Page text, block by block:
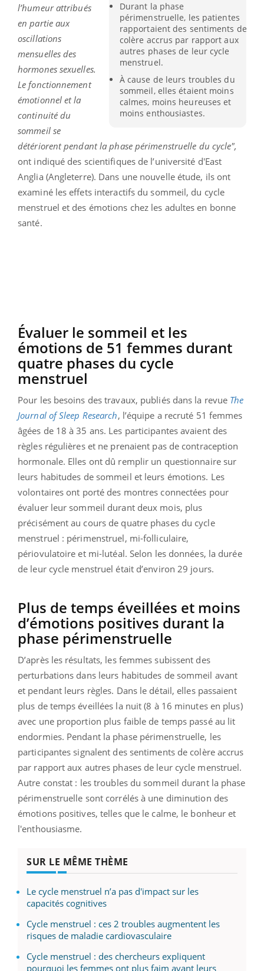
Durant la phase
périmenstruelle, les patientes
rapportaient des sentiments de
colère accrus par rapport aux
autres phases de leur cycle
menstruel.
À cause de leurs troubles du
sommeil, elles étaient moins
calmes, moins heureuses et
moins enthousiastes.
l’humeur attribués
en partie aux
oscillations
mensuelles des
hormones sexuelles.
Le fonctionnement
émotionnel et la
continuité du
sommeil se
détériorent pendant la phase périmenstruelle du cycle",
ont indiqué des scientifiques de l’université d'East
Anglia (Angleterre). Dans une nouvelle étude, ils ont
examiné les effets interactifs du sommeil, du cycle
menstruel et des émotions chez les adultes en bonne
santé.
Évaluer le sommeil et les
émotions de 51 femmes durant
quatre phases du cycle
menstruel
Pour les besoins des travaux, publiés dans la revue The
Journal of Sleep Research, l’équipe a recruté 51 femmes
âgées de 18 à 35 ans. Les participantes avaient des
règles régulières et ne prenaient pas de contraception
hormonale. Elles ont dû remplir un questionnaire sur
leurs habitudes de sommeil et leurs émotions. Les
volontaires ont porté des montres connectées pour
évaluer leur sommeil durant deux mois, plus
précisément au cours de quatre phases du cycle
menstruel : périmenstruel, mi-folliculaire,
périovulatoire et mi-lutéal. Selon les données, la durée
de leur cycle menstruel était d’environ 29 jours.
Plus de temps éveillées et moins
d’émotions positives durant la
phase périmenstruelle
D’après les résultats, les femmes subissent des
perturbations dans leurs habitudes de sommeil avant
et pendant leurs règles. Dans le détail, elles passaient
plus de temps éveillées la nuit (8 à 16 minutes en plus)
avec une proportion plus faible de temps passé au lit
endormies. Pendant la phase périmenstruelle, les
participantes signalent des sentiments de colère accrus
par rapport aux autres phases de leur cycle menstruel.
Autre constat : les troubles du sommeil durant la phase
périmenstruelle sont corrélés à une diminution des
émotions positives, telles que le calme, le bonheur et
l'enthousiasme.
SUR LE MÊME THÈME
Le cycle menstruel n’a pas d'impact sur les
capacités cognitives
Cycle menstruel : ces 2 troubles augmentent les
risques de maladie cardiovasculaire
Cycle menstruel : des chercheurs expliquent
pourquoi les femmes ont plus faim avant leurs